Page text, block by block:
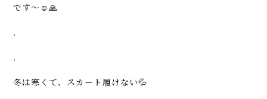
です〜☺️🙏
.
.
冬は寒くて、スカート履けない💦